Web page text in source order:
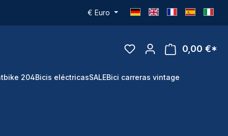
€ Euro
0,00 €*
204Bicis eléctricasSALEBici carreras vintage